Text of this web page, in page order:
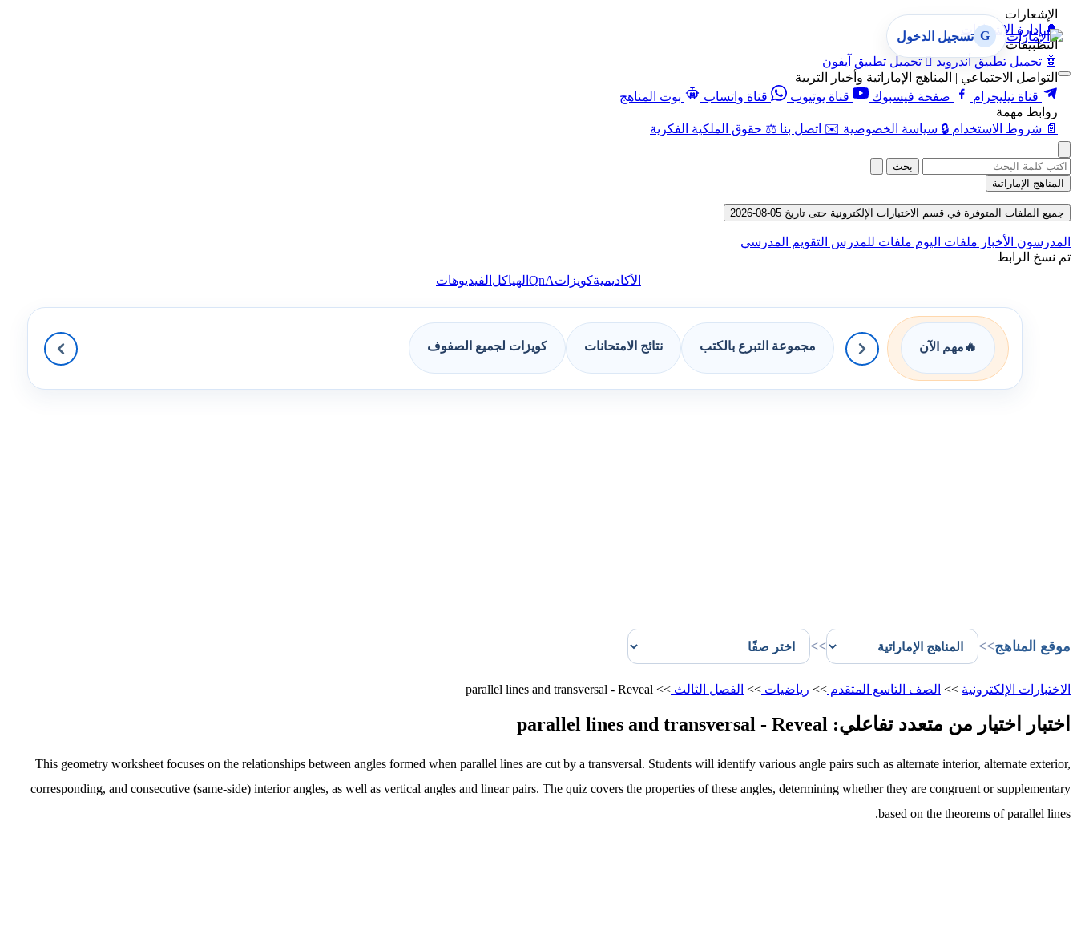
الإشعارات
🔔 إدارة الإشعارات
التطبيقات
🤖 تحميل تطبيق أندرويد  تحميل تطبيق آيفون
التواصل الاجتماعي | المناهج الإماراتية وأخبار التربية
قناة تيليجرام
صفحة فيسبوك قناة يوتيوب قناة واتساب
بوت المناهج
روابط مهمة
📄 شروط الاستخدام 🔒 سياسة الخصوصية ✉️ اتصل بنا ⚖️ حقوق الملكية الفكرية
G تسجيل الدخول
بحث
المناهج الإماراتية
جميع الملفات المتوفرة في قسم الاختبارات الإلكترونية حتى تاريخ 05-08-2026
المدرسون الأخبار ملفات اليوم ملفات للمدرس التقويم المدرسي
تم نسخ الرابط
الأكاديميةكويزاتQnA الهياكل الفيديوهات
🔥 مهم الآن مجموعة التبرع بالكتب نتائج الامتحانات كويزات لجميع الصفوف
موقع المناهج>>
>>
الاختبارات الإلكترونية >> الصف التاسع المتقدم >> رياضيات >> الفصل الثالث >>
parallel lines and transversal - Reveal
اختبار اختيار من متعدد تفاعلي: parallel lines and transversal - Reveal
This geometry worksheet focuses on the relationships between angles formed when parallel lines are cut by a transversal. Students will identify various angle pairs such as alternate interior, alternate exterior,
corresponding, and consecutive (same-side) interior angles, as well as vertical angles and linear pairs. The quiz covers the properties of these angles, determining whether they are congruent or supplementary
based on the theorems of parallel lines.